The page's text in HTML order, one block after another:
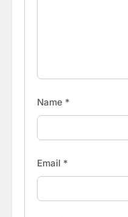
Name *
Email *